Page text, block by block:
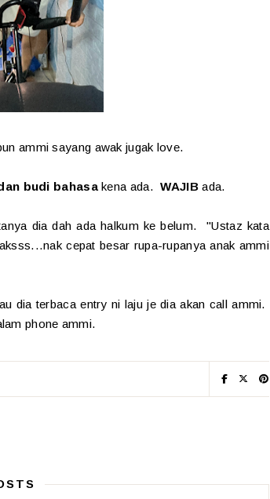
ammi sayang awak jugak love.
budi bahasakena ada.WAJIBada.
dia dah ada halkum ke belum. "Ustaz kata
cepat besar rupa-rupanya anak ammi
dia terbaca entry ni laju je dia akan call ammi.
phone ammi.